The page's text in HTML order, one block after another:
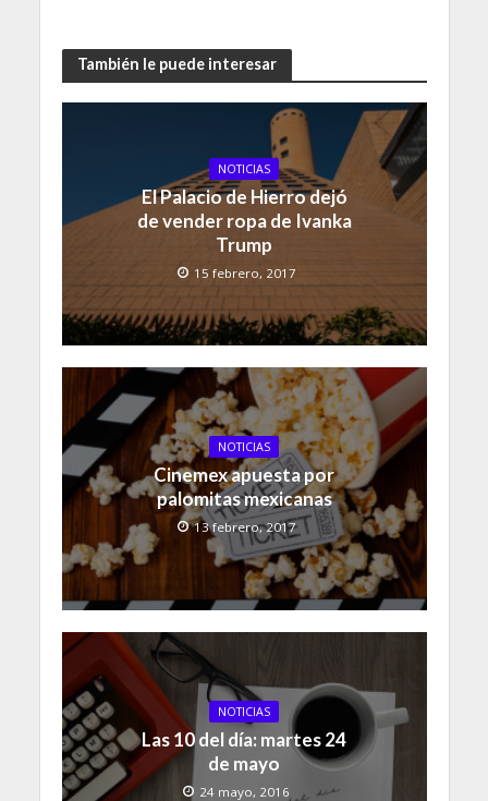
También le puede interesar
NOTICIAS
El Palacio de Hierro dejó
de vender ropa de Ivanka
Trump
15 febrero, 2017
NOTICIAS
Cinemex apuesta por
palomitas mexicanas
13 febrero, 2017
NOTICIAS
Las 10 del día: martes 24
de mayo
24 mayo, 2016